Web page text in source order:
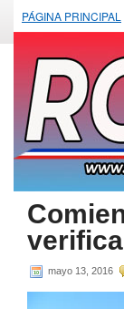
PÁGINA PRINCIPAL
mayo 13, 2016